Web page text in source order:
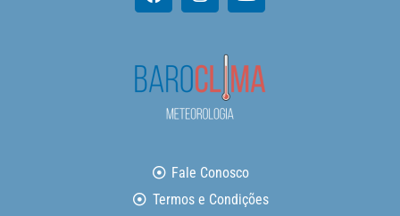
Fale Conosco
Termos e Condições